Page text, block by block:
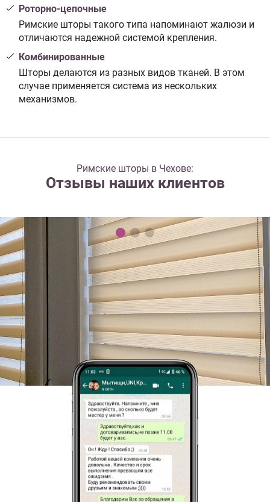
Роторно-цепочные
Римские шторы такого типа напоминают жалюзи и
отличаются надежной системой крепления.
Комбинированные
Шторы делаются из разных видов тканей. В этом
случае применяется система из нескольких
механизмов.
Римские шторы в Чехове:
Отзывы наших клиентов